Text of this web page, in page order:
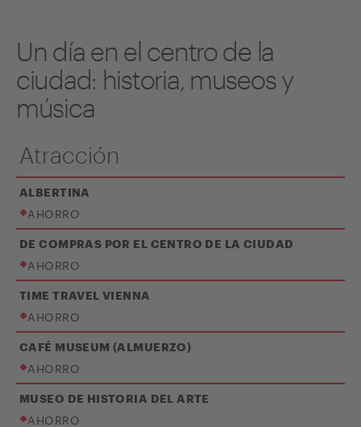
Un día en el centro de la
ciudad: historia, museos y
música
Atracción
ALBERTINA
AHORRO
DE COMPRAS POR EL CENTRO DE LA CIUDAD
AHORRO
TIME TRAVEL VIENNA
AHORRO
CAFÉ MUSEUM (ALMUERZO)
AHORRO
MUSEO DE HISTORIA DEL ARTE
AHORRO